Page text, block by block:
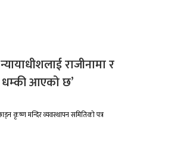
राजीनामा र
आएको छ’